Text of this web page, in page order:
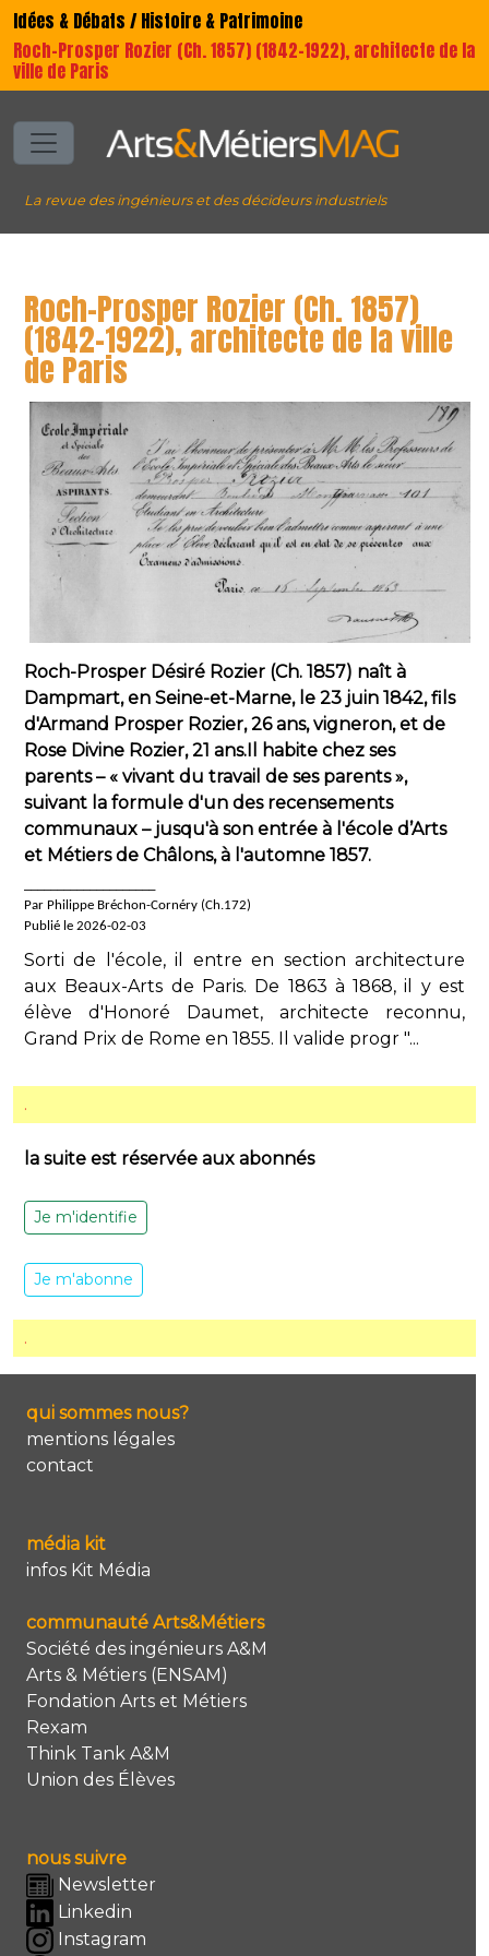
Idées & Débats / Histoire & Patrimoine
Roch-Prosper Rozier (Ch. 1857) (1842-1922), architecte de la
ville de Paris
La revue des ingénieurs et des décideurs industriels
Roch-Prosper Rozier (Ch. 1857)
(1842-1922), architecte de la ville
de Paris
Roch-Prosper Désiré Rozier (Ch. 1857) naît à
Dampmart, en Seine-et-Marne, le 23 juin 1842, fils
d'Armand Prosper Rozier, 26 ans, vigneron, et de
Rose Divine Rozier, 21 ans.Il habite chez ses
parents – « vivant du travail de ses parents »,
suivant la formule d'un des recensements
communaux – jusqu'à son entrée à l'école d’Arts
et Métiers de Châlons, à l'automne 1857.
Par Philippe Bréchon-Cornéry (Ch.172)
Publié le 2026-02-03
Sorti de l'école, il entre en section architecture
aux Beaux-Arts de Paris. De 1863 à 1868, il y est
élève d'Honoré Daumet, architecte reconnu,
Grand Prix de Rome en 1855. Il valide progr "...
.
la suite est réservée aux abonnés
Je m'identifie
Je m'abonne
.
qui sommes nous?
mentions légales
contact
média kit
infos Kit Média
communauté Arts&Métiers
Société des ingénieurs A&M
Arts & Métiers (ENSAM)
Fondation Arts et Métiers
Rexam
Think Tank A&M
Union des Élèves
nous suivre
Newsletter
Linkedin
Instagram